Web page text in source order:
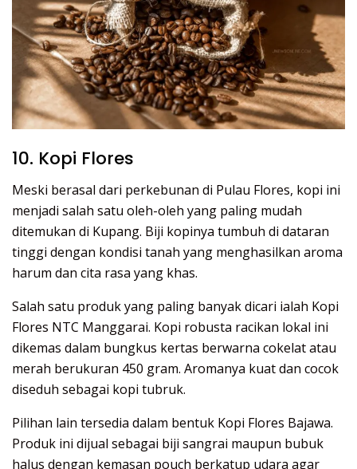
10. Kopi Flores
Meski berasal dari perkebunan di Pulau Flores, kopi ini
menjadi salah satu oleh-oleh yang paling mudah
ditemukan di Kupang. Biji kopinya tumbuh di dataran
tinggi dengan kondisi tanah yang menghasilkan aroma
harum dan cita rasa yang khas.
Salah satu produk yang paling banyak dicari ialah Kopi
Flores NTC Manggarai. Kopi robusta racikan lokal ini
dikemas dalam bungkus kertas berwarna cokelat atau
merah berukuran 450 gram. Aromanya kuat dan cocok
diseduh sebagai kopi tubruk.
Pilihan lain tersedia dalam bentuk Kopi Flores Bajawa.
Produk ini dijual sebagai biji sangrai maupun bubuk
halus dengan kemasan pouch berkatup udara agar